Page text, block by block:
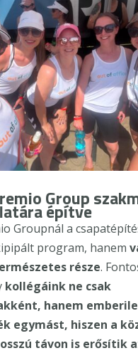
Group
építve
Groupnál a
program, hanem
része.
kollégáink ne csak
hanem
egymást, hiszen a
távon is erősítik